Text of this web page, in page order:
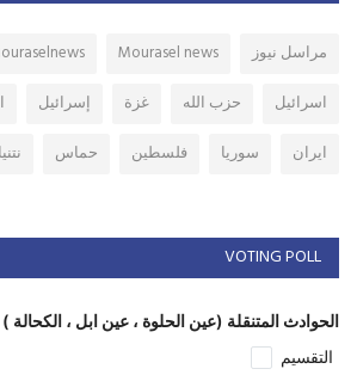
مراسل نيوز Mourasel news
اسرائيل
حزب الله غزة إسرائيل
ايران
سوريا فلسطين حماس
VOTING POLL
الحوادث المتنقلة (عين الحلوة ، عين ابل ، الكحالة
التقسيم